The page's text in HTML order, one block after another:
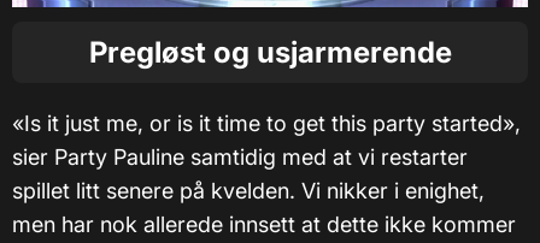
Pregløst og usjarmerende
«Is it just me, or is it time to get this party started»,
sier Party Pauline samtidig med at vi restarter
spillet litt senere på kvelden. Vi nikker i enighet,
men har nok allerede innsett at dette ikke kommer